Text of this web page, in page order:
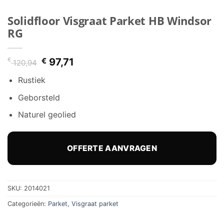
Solidfloor Visgraat Parket HB Windsor
RG
€120,94 Oorspronkelijke
prijs
was:
€ 120,94.
€97,71
Rustiek
Geborsteld
Naturel geolied
OFFERTE AANVRAGEN
SKU: 2014021
Categorieën: Parket, Visgraat parket